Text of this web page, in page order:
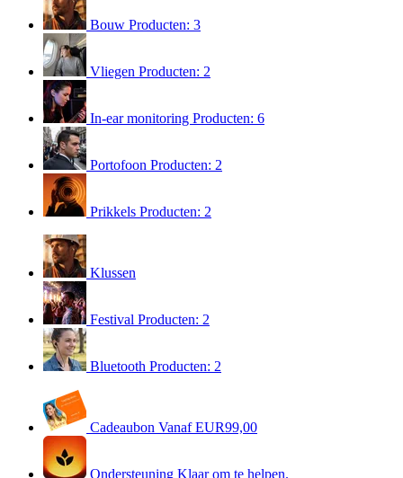
Bouw Producten: 3
Vliegen Producten: 2
In-ear monitoring Producten: 6
Portofoon Producten: 2
Prikkels Producten: 2
Klussen
Festival Producten: 2
Bluetooth Producten: 2
Cadeaubon Vanaf EUR99,00
Ondersteuning Klaar om te helpen.